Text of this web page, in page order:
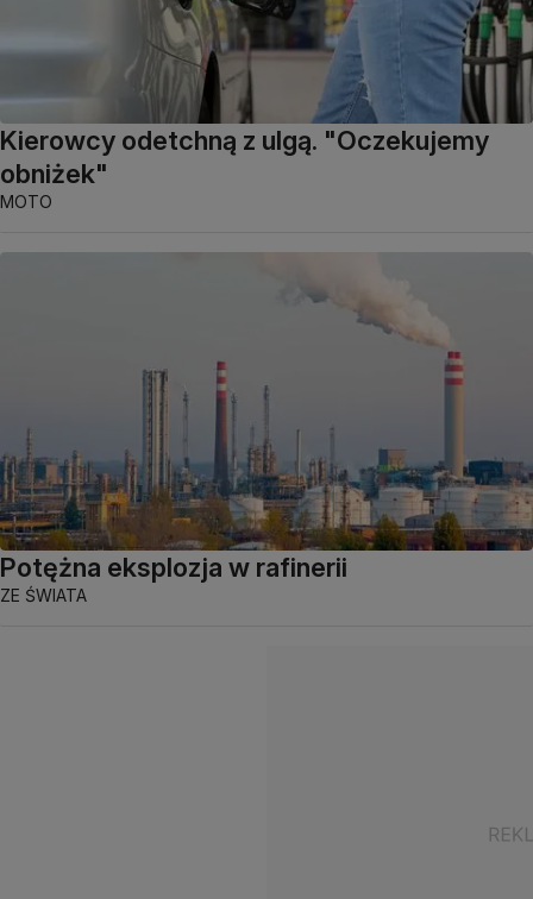
Kierowcy odetchną z ulgą. "Oczekujemy
obniżek"
MOTO
Potężna eksplozja w rafinerii
ZE ŚWIATA